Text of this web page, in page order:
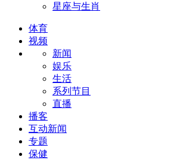
星座与生肖
体育
视频
新闻
娱乐
生活
系列节目
直播
播客
互动新闻
专题
保健